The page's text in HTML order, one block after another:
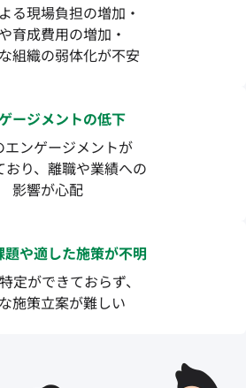
る現場負担の増加・
育成費用の増加・
組織の弱体化が不安
ージメントの低下
エンゲージメントが
おり、離職や業績への
影響が心配
題や適した施策が不明
定ができておらず、
施策立案が難しい